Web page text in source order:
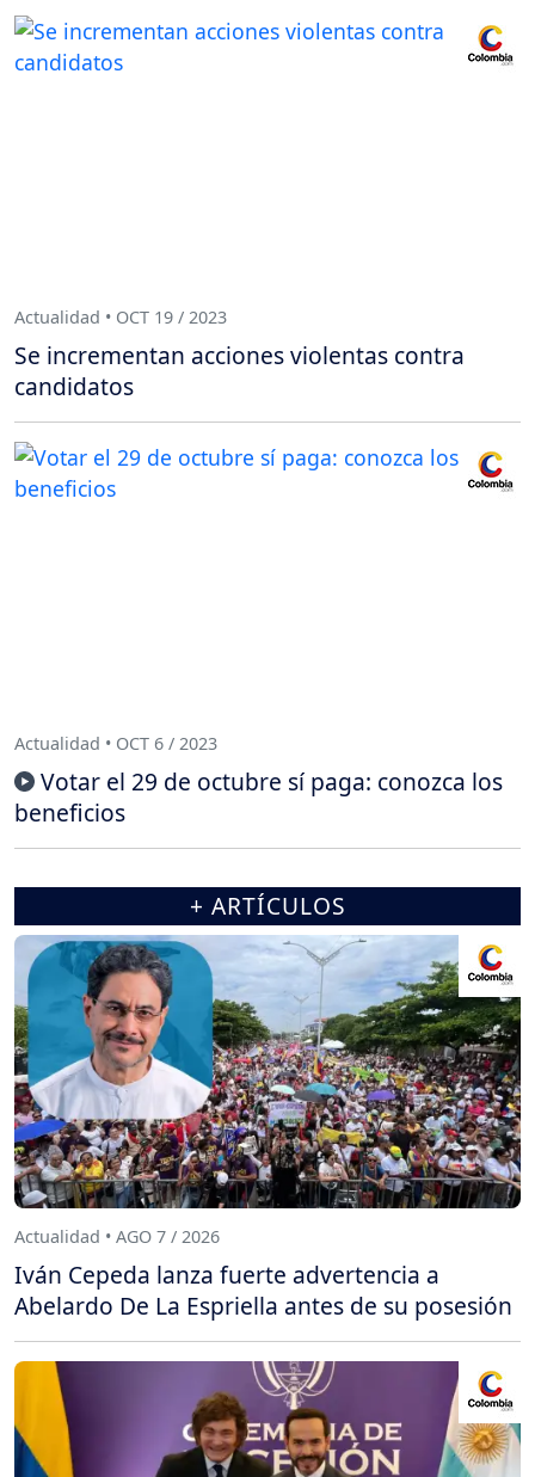
Actualidad • OCT 19 / 2023
Se incrementan acciones violentas contra
candidatos
Actualidad • OCT 6 / 2023
Votar el 29 de octubre sí paga: conozca los
beneficios
+ ARTÍCULOS
Actualidad • AGO 7 / 2026
Iván Cepeda lanza fuerte advertencia a
Abelardo De La Espriella antes de su posesión